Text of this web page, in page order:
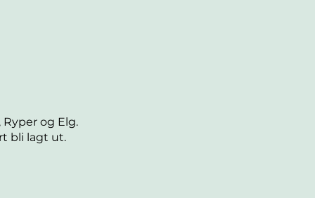
og Elg.
bli lagt ut.